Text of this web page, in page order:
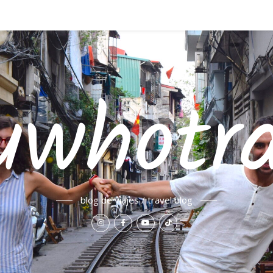
blog de viajes / travel blog